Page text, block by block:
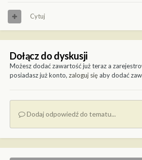
Cytuj
Dołącz do dyskusji
Możesz dodać zawartość już teraz a
posiadasz już konto, zaloguj sięaby dodać
Dodaj odpowiedź do tematu...